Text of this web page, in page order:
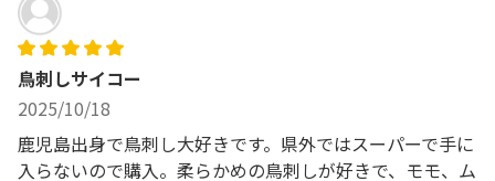
鳥刺しサイコー
2025/10/18
鹿児島出身で鳥刺し大好きです。県外ではスーパーで手に
入らないので購入。柔らかめの鳥刺しが好きで、モモ、ム